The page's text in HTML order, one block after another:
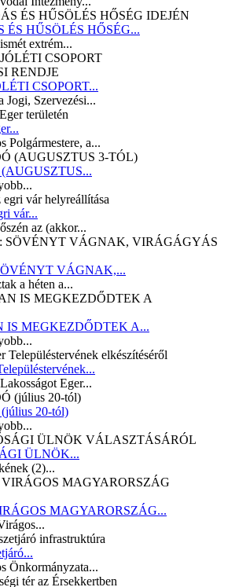
HŰSÖLÉS HŐSÉG...
extrém...
CSOPORT...
Jogi, Szervezési...
Polgármestere, a...
vár...
az (akkor...
VÁGNAK,...
a héten a...
IS MEGKEZDŐDTEK A...
Eger...
20-tól)
ÜLNÖK...
(2)...
MAGYARORSZÁG...
Önkormányzata...